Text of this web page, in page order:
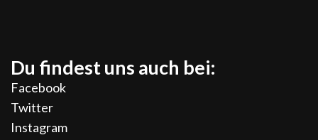
Du findest uns auch bei:
Facebook
Twitter
Instagram